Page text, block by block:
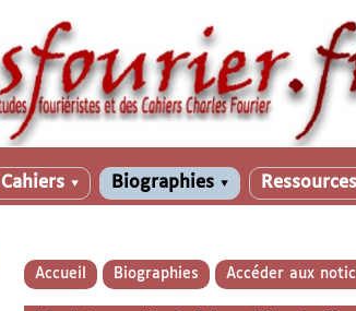
Cahiers ▼ Biographies ▼ Ressources
Accueil Biographies Accéder aux